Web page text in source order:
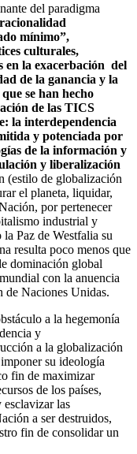
del paradigma
mínimo”,
culturales,
en la exacerbación del
de la ganancia y la
se han hecho
de las TICS
la interdependencia
y potenciada por
de la información y
y liberalización
(estilo de globalización
el planeta, liquidar,
por pertenecer
industrial y
Paz de Westfalia su
resulta poco menos que
dominación global
con la anuencia
de Naciones Unidas.
a la hegemonía
y
a la globalización
su ideología
fin de maximizar
de los países,
esclavizar las
a ser destruidos,
fin de consolidar un